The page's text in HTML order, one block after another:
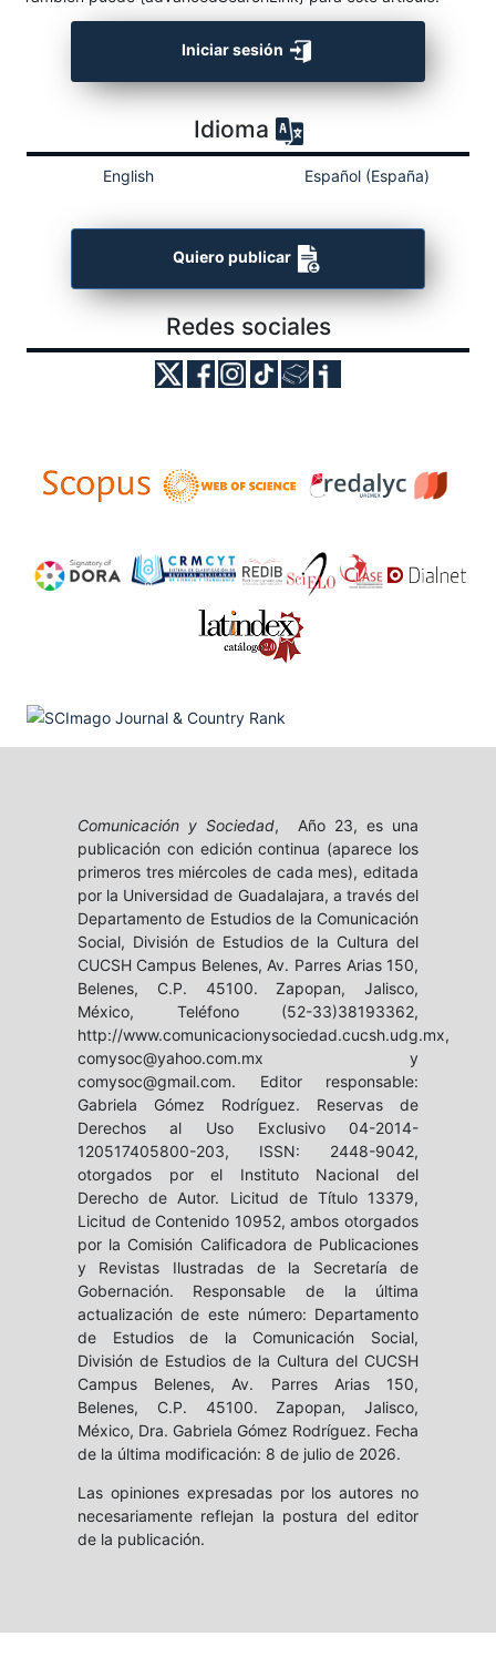
Iniciar sesión
Idioma
English Español (España)
Quiero publicar
Redes sociales
Comunicación y Sociedad, Año 23, es una
publicación con edición continua (aparece los
primeros tres miércoles de cada mes), editada
por la Universidad de Guadalajara, a través del
Departamento de Estudios de la Comunicación
Social, División de Estudios de la Cultura del
CUCSH Campus Belenes, Av. Parres Arias 150,
Belenes, C.P. 45100. Zapopan, Jalisco,
México, Teléfono (52-33)38193362,
http://www.comunicacionysociedad.cucsh.udg.mx,
comysoc@yahoo.com.mx y
comysoc@gmail.com. Editor responsable:
Gabriela Gómez Rodríguez. Reservas de
Derechos al Uso Exclusivo 04-2014-
120517405800-203, ISSN: 2448-9042,
otorgados por el Instituto Nacional del
Derecho de Autor. Licitud de Título 13379,
Licitud de Contenido 10952, ambos otorgados
por la Comisión Calificadora de Publicaciones
y Revistas Ilustradas de la Secretaría de
Gobernación. Responsable de la última
actualización de este número: Departamento
de Estudios de la Comunicación Social,
División de Estudios de la Cultura del CUCSH
Campus Belenes, Av. Parres Arias 150,
Belenes, C.P. 45100. Zapopan, Jalisco,
México, Dra. Gabriela Gómez Rodríguez. Fecha
de la última modificación: 8 de julio de 2026.
Las opiniones expresadas por los autores no
necesariamente reflejan la postura del editor
de la publicación.